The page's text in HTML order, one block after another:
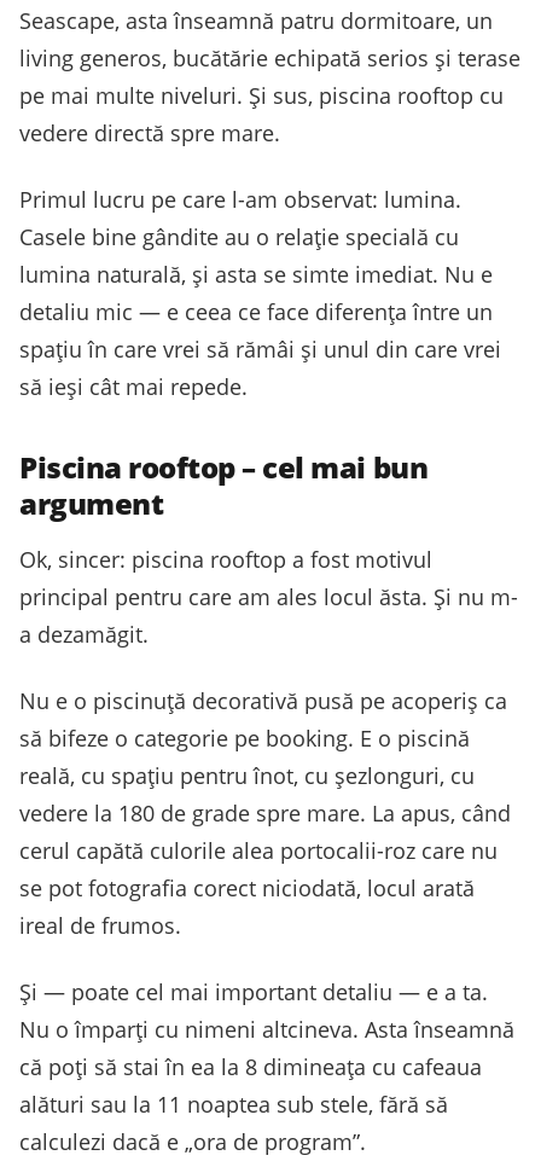
Seascape, asta înseamnă patru dormitoare, un
living generos, bucătărie echipată serios și terase
pe mai multe niveluri. Și sus, piscina rooftop cu
vedere directă spre mare.
Primul lucru pe care l-am observat: lumina.
Casele bine gândite au o relație specială cu
lumina naturală, și asta se simte imediat. Nu e
detaliu mic — e ceea ce face diferența între un
spațiu în care vrei să rămâi și unul din care vrei
să ieși cât mai repede.
Piscina rooftop – cel mai bun
argument
Ok, sincer: piscina rooftop a fost motivul
principal pentru care am ales locul ăsta. Și nu m-
a dezamăgit.
Nu e o piscinuță decorativă pusă pe acoperiș ca
să bifeze o categorie pe booking. E o piscină
reală, cu spațiu pentru înot, cu șezlonguri, cu
vedere la 180 de grade spre mare. La apus, când
cerul capătă culorile alea portocalii-roz care nu
se pot fotografia corect niciodată, locul arată
ireal de frumos.
Și — poate cel mai important detaliu — e a ta.
Nu o împarți cu nimeni altcineva. Asta înseamnă
că poți să stai în ea la 8 dimineața cu cafeaua
alături sau la 11 noaptea sub stele, fără să
calculezi dacă e „ora de program”.